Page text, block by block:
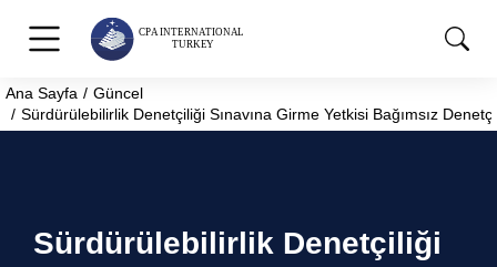
You are here:
Ana Sayfa
Güncel
Sürdürülebilirlik Denetçiliği Sınavına Girme Yetkisi Bağımsız
Sürdürülebilirlik Denetçiliği